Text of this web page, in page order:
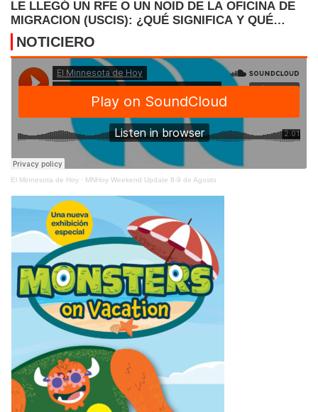
LE LLEGÓ UN RFE O UN NOID DE LA OFICINA DE
MIGRACION (USCIS): ¿QUÉ SIGNIFICA Y QUÉ
DEBE HACER AHORA?
NOTICIERO
El Minnesota de Hoy · MNHoy Weekend Update 8-9 de Agosto